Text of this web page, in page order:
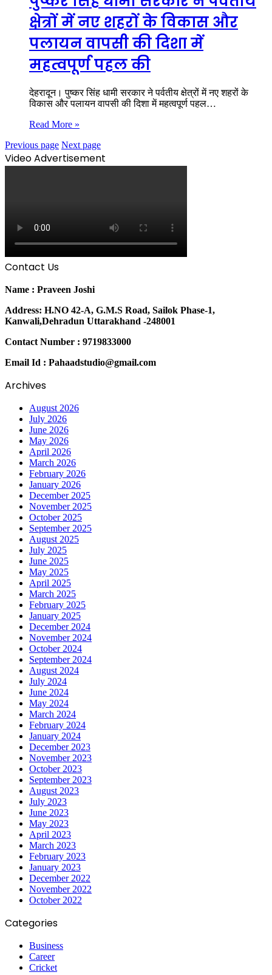
क्षेत्रों में नए शहरों के विकास और
पलायन वापसी की दिशा में
महत्वपूर्ण पहल की
देहरादून। पुष्कर सिंह धामी सरकार ने पर्वतीय क्षेत्रों में नए शहरों के
विकास और पलायन वापसी की दिशा में महत्वपूर्ण पहल…
Read More »
Previous page Next page
Video Advertisement
Contact Us
Name : Praveen Joshi
Address: H.NO 42-A, G.M.S Road, Sailok Phase-1,
Kanwali,Dehradun Uttarakhand -248001
Contact Number : 9719833000
Email Id : Pahaadstudio@gmail.com
Archives
August 2026
July 2026
June 2026
May 2026
April 2026
March 2026
February 2026
January 2026
December 2025
November 2025
October 2025
September 2025
August 2025
July 2025
June 2025
May 2025
April 2025
March 2025
February 2025
January 2025
December 2024
November 2024
October 2024
September 2024
August 2024
July 2024
June 2024
May 2024
March 2024
February 2024
January 2024
December 2023
November 2023
October 2023
September 2023
August 2023
July 2023
June 2023
May 2023
April 2023
March 2023
February 2023
January 2023
December 2022
November 2022
October 2022
Categories
Business
Career
Cricket